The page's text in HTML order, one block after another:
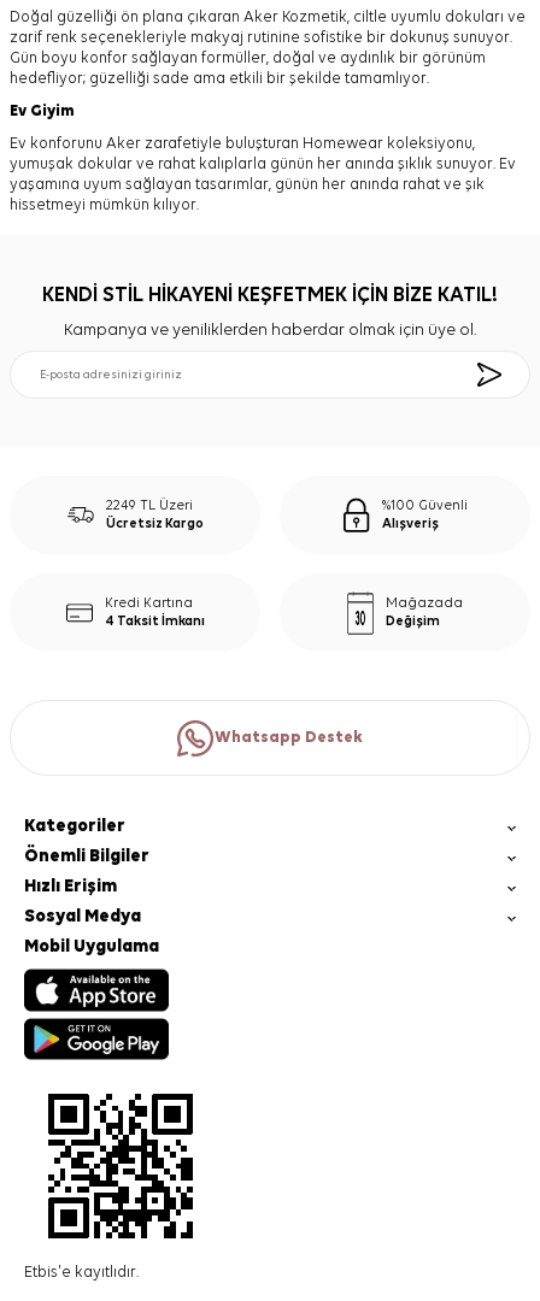
Doğal güzelliği ön plana çıkaran Aker Kozmetik, ciltle uyumlu dokuları ve
zarif renk seçenekleriyle makyaj rutinine sofistike bir dokunuş sunuyor.
Gün boyu konfor sağlayan formüller, doğal ve aydınlık bir görünüm
hedefliyor; güzelliği sade ama etkili bir şekilde tamamlıyor.
Ev Giyim
Ev konforunu Aker zarafetiyle buluşturan Homewear koleksiyonu,
yumuşak dokular ve rahat kalıplarla günün her anında şıklık sunuyor. Ev
yaşamına uyum sağlayan tasarımlar, günün her anında rahat ve şık
hissetmeyi mümkün kılıyor.
KENDİ STİL HİKAYENİ KEŞFETMEK İÇİN BİZE KATIL!
Kampanya ve yeniliklerden haberdar olmak için üye ol.
2249 TL Üzeri
Ücretsiz Kargo
%100 Güvenli
Alışveriş
Kredi Kartına
4 Taksit İmkanı
Mağazada
Değişim
Whatsapp Destek
Kategoriler
Önemli Bilgiler
Hızlı Erişim
Sosyal Medya
Mobil Uygulama
Etbis'e kayıtlıdır.